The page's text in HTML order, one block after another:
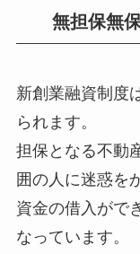
無担保無
新創業融資制度
られます。
担保となる不動
囲の人に迷惑を
資金の借入がで
なっています。